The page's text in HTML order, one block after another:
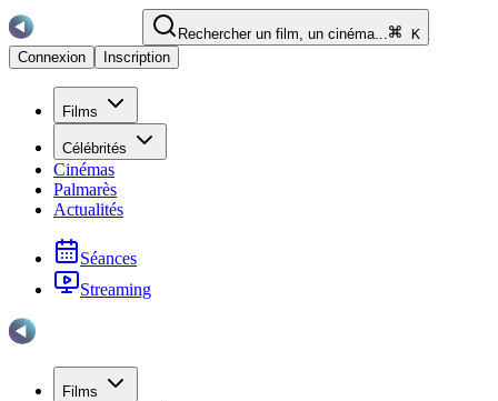
Rechercher un film, un cinéma...
K
Connexion
Inscription
Films
Célébrités
Cinémas
Palmarès
Actualités
Séances
Streaming
Films